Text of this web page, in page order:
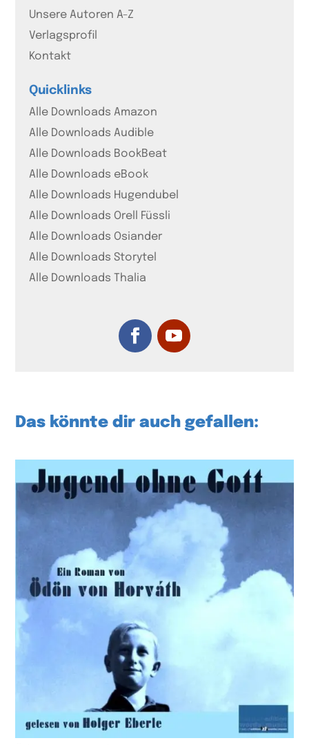
Unsere Autoren A-Z
Verlagsprofil
Kontakt
Quicklinks
Alle Downloads Amazon
Alle Downloads Audible
Alle Downloads BookBeat
Alle Downloads eBook
Alle Downloads Hugendubel
Alle Downloads Orell Füssli
Alle Downloads Osiander
Alle Downloads Storytel
Alle Downloads Thalia
Das könnte dir auch gefallen: